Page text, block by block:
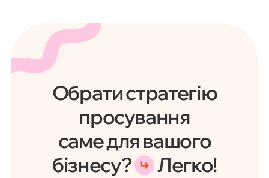
Обрати стратегію
просування
саме для вашого
бізнесу?
Легко!